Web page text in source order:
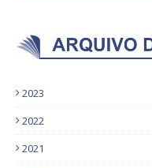
2023
2022
2021